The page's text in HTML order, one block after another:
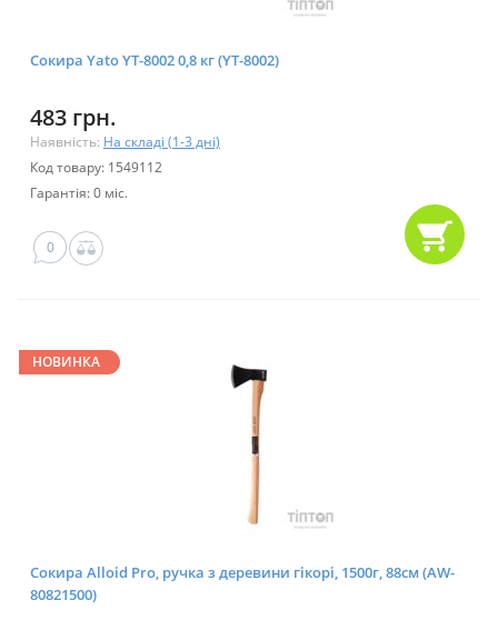
Сокира Yato YT-8002 0,8 кг (YT-8002)
483 грн.
Наявність: На складі (1-3 дні)
Код товару: 1549112
Гарантія: 0 міс.
0
НОВИНКА
Сокира Alloid Pro, ручка з деревини гікорі, 1500г, 88см (AW-
80821500)